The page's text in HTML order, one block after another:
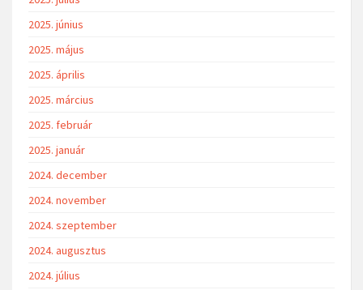
2025. június
2025. május
2025. április
2025. március
2025. február
2025. január
2024. december
2024. november
2024. szeptember
2024. augusztus
2024. július